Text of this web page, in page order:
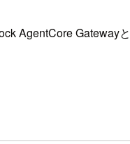
AgentCore Gateway